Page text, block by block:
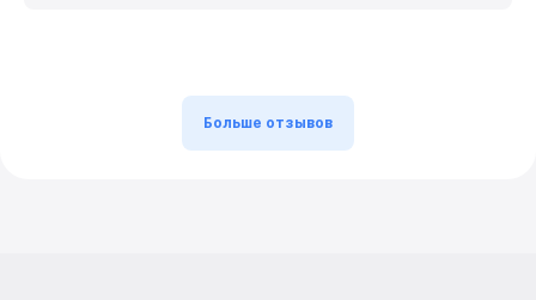
Больше отзывов